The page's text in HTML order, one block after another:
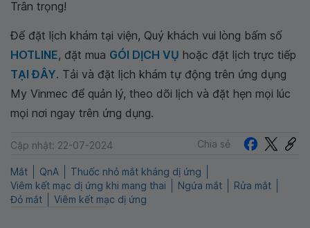
Trân trọng!
Để đặt lịch khám tại viện, Quý khách vui lòng bấm số
HOTLINE, đặt mua GÓI DỊCH VỤ hoặc đặt lịch trực tiếp
TẠI ĐÂY. Tải và đặt lịch khám tự động trên ứng dụng
My Vinmec để quản lý, theo dõi lịch và đặt hẹn mọi lúc
mọi nơi ngay trên ứng dụng.
Cập nhật: 22-07-2024 Chia sẻ
Mắt QnA
Thuốc nhỏ mắt kháng dị ứng
Viêm kết mạc dị ứng khi mang thai
Ngứa mắt
Rửa mắt
Đỏ mắt
Viêm kết mạc dị ứng